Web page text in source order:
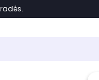
Accéder